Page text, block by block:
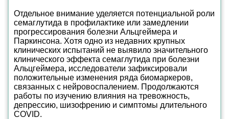
Отдельное внимание уделяется потенциальной роли
семаглутида в профилактике или замедлении
прогрессирования болезни Альцгеймера и
Паркинсона. Хотя одно из недавних крупных
клинических испытаний не выявило значительного
клинического эффекта семаглутида при болезни
Альцгеймера, исследователи зафиксировали
положительные изменения ряда биомаркеров,
связанных с нейровоспалением. Продолжаются
работы по изучению влияния на тревожность,
депрессию, шизофрению и симптомы длительного
COVID.